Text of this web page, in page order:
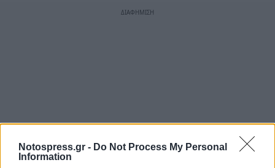
Notospress.gr - Do Not Process My Personal
Information